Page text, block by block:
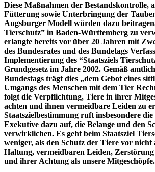
Diese Maßnahmen der Bestandskontrolle,
Fütterung sowie Unterbringung der
Augsburger Modell würden dazu
Tierschutz” in Baden-Württemberg zu
erlangte bereits vor über 20 Jahren mit
des Bundesrates und des Bundetags
Implementierung des “Staatsziels
Grundgesetz im Jahre 2002. Gemäß
Bundestags trägt dies „dem Gebot eines
Umgangs des Menschen mit dem Tier
folgt die Verpflichtung, Tiere in ihrer
achten und ihnen vermeidbare Leiden zu
Staatszielbestimmung ruft insbesondere
Exekutive dazu auf, die Belange und den
verwirklichen. Es geht beim Staatsziel
weniger, als den Schutz der Tiere vor nicht
Haltung, vermeidbaren Leiden,
und ihrer Achtung als unsere Mitgeschöpfe.